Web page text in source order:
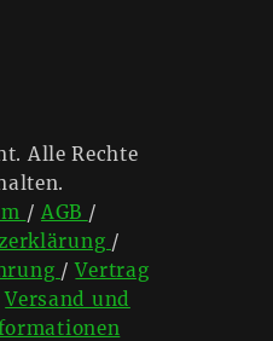
Alle Rechte
/ AGB /
/
/Vertrag
Versand und